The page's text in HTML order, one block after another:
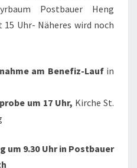
Postbauer Heng
Uhr- Näheres wird noch
am Benefiz-Laufin
um 17 Uhr, Kirche St.
9.30 Uhr in Postbauer